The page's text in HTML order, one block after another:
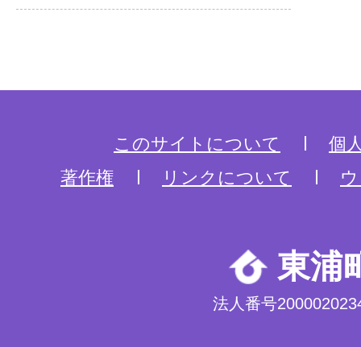
このサイトについて
個
著作権
リンクについて
東浦
法人番号